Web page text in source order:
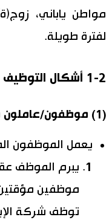
مواطن ياباني،
لفترة طويلة.
1-2 أشكال التوظيف
(1) موظفون/عاملون موفدون
يعمل الموظفون
يبرم الموظف
موظفين
توظف شركة